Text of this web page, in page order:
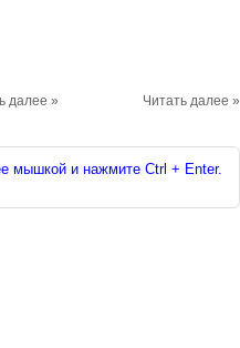
далее » Читать далее »
мышкой и нажмите Ctrl + Enter.